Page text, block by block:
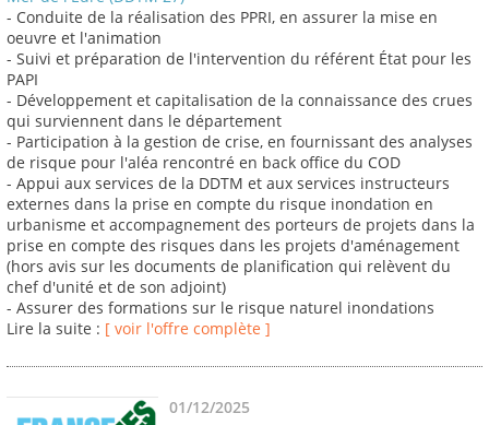
- Conduite de la réalisation des PPRI, en assurer la mise en
oeuvre et l'animation
- Suivi et préparation de l'intervention du référent État pour les
PAPI
- Développement et capitalisation de la connaissance des crues
qui surviennent dans le département
- Participation à la gestion de crise, en fournissant des analyses
de risque pour l'aléa rencontré en back office du COD
- Appui aux services de la DDTM et aux services instructeurs
externes dans la prise en compte du risque inondation en
urbanisme et accompagnement des porteurs de projets dans la
prise en compte des risques dans les projets d'aménagement
(hors avis sur les documents de planification qui relèvent du
chef d'unité et de son adjoint)
- Assurer des formations sur le risque naturel inondations
Lire la suite : [ voir l'offre complète ]
01/12/2025